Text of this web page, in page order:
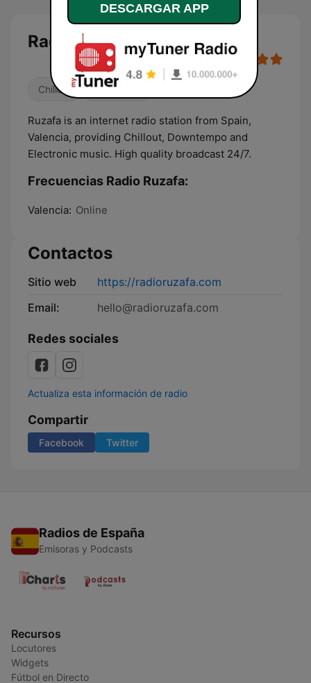
Radio Ruzafa en directo
Chillout Electrónica
Ruzafa is an internet radio station from Spain,
Valencia, providing Chillout, Downtempo and
Electronic music. High quality broadcast 24/7.
Frecuencias Radio Ruzafa:
Valencia: Online
Contactos
Sitio web
https://radioruzafa.com
Email:
hello@radioruzafa.com
Redes sociales
Actualiza esta información de radio
Compartir
Facebook Twitter
Radios de España
Emisoras y Podcasts
Recursos
Locutores
Widgets
Fútbol en Directo
DESCARGAR APP